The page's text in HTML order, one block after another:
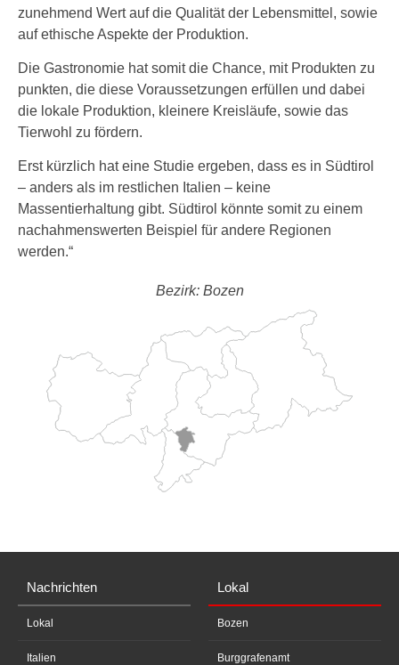
zunehmend Wert auf die Qualität der Lebensmittel, sowie
auf ethische Aspekte der Produktion.
Die Gastronomie hat somit die Chance, mit Produkten zu
punkten, die diese Voraussetzungen erfüllen und dabei
die lokale Produktion, kleinere Kreisläufe, sowie das
Tierwohl zu fördern.
Erst kürzlich hat eine Studie ergeben, dass es in Südtirol
– anders als im restlichen Italien – keine
Massentierhaltung gibt. Südtirol könnte somit zu einem
nachahmenswerten Beispiel für andere Regionen
werden.“
Bezirk: Bozen
Nachrichten
Lokal
Italien
Lokal
Bozen
Burggrafenamt